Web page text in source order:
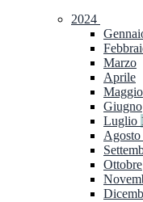
2024
Marzo
Aprile
Maggio
Giugno
Luglio
Agosto
Ottobre